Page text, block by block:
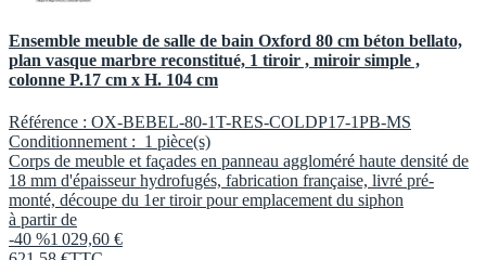
Ensemble meuble de salle de bain Oxford 80 cm béton bellato,
plan vasque marbre reconstitué, 1 tiroir , miroir simple ,
colonne P.17 cm x H. 104 cm
Référence : OX-BEBEL-80-1T-RES-COLDP17-1PB-MS
Conditionnement : 1 pièce(s)
Corps de meuble et façades en panneau aggloméré haute densité de
18 mm d'épaisseur hydrofugés, fabrication française, livré pré-
monté, découpe du 1er tiroir pour emplacement du siphon
à partir de
-40 %1 029,60 €